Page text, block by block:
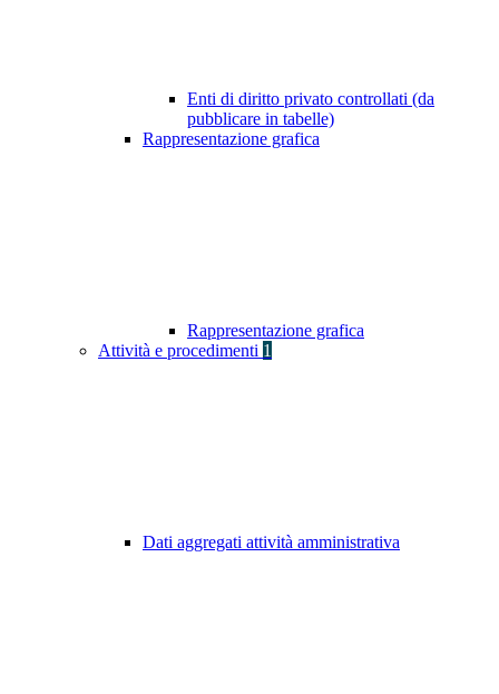
Enti di diritto privato controllati (da
pubblicare in tabelle)
Rappresentazione grafica
Rappresentazione grafica
Attività e procedimenti 1
Dati aggregati attività amministrativa